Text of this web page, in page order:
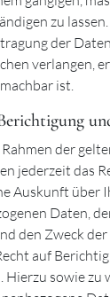
zu
der
verlangen,
ist.
der
jederzeit das
Auskunft über
Daten,
den Zweck
auf
Hierzu sowie zu